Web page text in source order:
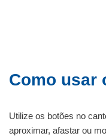
Como usar
Utilize os botões no
aproximar, afastar ou